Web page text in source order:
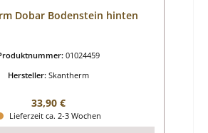
Dobar Bodenstein hinten
01024459
Hersteller: Skantherm
Regulärer Preis:
33,90 €
Lieferzeit ca. 2-3 Wochen